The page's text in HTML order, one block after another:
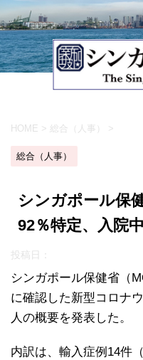
HOME > 総合（人事） >
総合（人事）
シンガポール保
92％特定、入院
投稿日：
シンガポール保健省（
に確認した新型コロナ
人の概要を発表した。
内訳は、輸入症例14件